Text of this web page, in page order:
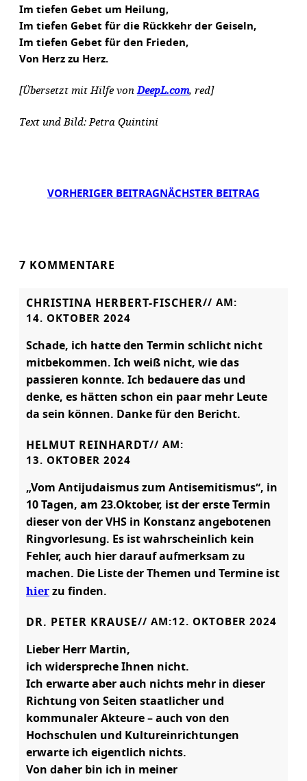
Im tiefen Gebet um Heilung,
Im tiefen Gebet für die Rückkehr der Geiseln,
Im tiefen Gebet für den Frieden,
Von Herz zu Herz.
[Übersetzt mit Hilfe vonDeepL.com, red]
Text und Bild: Petra Quintini
VORHERIGER BEITRAG NÄCHSTER BEITRAG
7 KOMMENTARE
CHRISTINA HERBERT-FISCHER// AM:
14. OKTOBER 2024
Schade, ich hatte den Termin schlicht nicht
mitbekommen. Ich weiß nicht, wie das
passieren konnte. Ich bedauere das und
denke, es hätten schon ein paar mehr Leute
da sein können. Danke für den Bericht.
HELMUT REINHARDT// AM:
13. OKTOBER 2024
„Vom Antijudaismus zum Antisemitismus“, in
10 Tagen, am 23.Oktober, ist der erste Termin
dieser von der VHS in Konstanz angebotenen
Ringvorlesung. Es ist wahrscheinlich kein
Fehler, auch hier darauf aufmerksam zu
machen. Die Liste der Themen und Termine ist
hier zu finden.
DR. PETER KRAUSE// AM:12. OKTOBER 2024
Lieber Herr Martin,
ich widerspreche Ihnen nicht.
Ich erwarte aber auch nichts mehr in dieser
Richtung von Seiten staatlicher und
kommunaler Akteure – auch von den
Hochschulen und Kultureinrichtungen
erwarte ich eigentlich nichts.
Von daher bin ich in meiner